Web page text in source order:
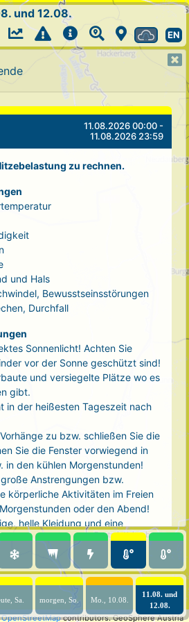
OpenStreetMapcontributors. GeoSphere Austria
und 12.08.
EN
11.08.2026 00:00 -
11.08.2026 23:59
zu rechnen.
und Hals
Bewusstseinsstörungen
Durchfall
Sonnenlicht! Achten Sie
vor der Sonne geschützt sind!
und versiegelte Plätze wo es
gibt.
in der heißesten Tageszeit nach
zu bzw. schließen Sie die
Sie die Fenster vorwiegend in
in den kühlen Morgenstunden!
Anstrengungen bzw.
körperliche Aktivitäten im Freien
oder den Abend!
helle Kleidung und eine
kühle Dusche! Auch kalte Arm-
entlastend.
und regelmäßig
3 Liter pro Tag)! Optimal sind
Tee oder mit Wasser
Sa. morgen, So. Mo., 10.08.
11.08. und
12.08.